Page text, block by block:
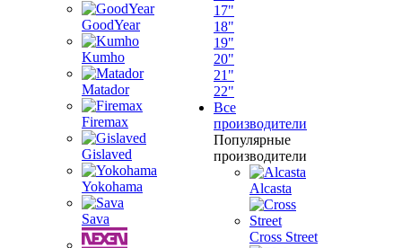
GoodYear
Kumho
Matador
Firemax
Gislaved
Yokohama
Sava
17"
18"
19"
20"
21"
22"
Все
производители
Популярные
производители
Alcasta
Cross Street